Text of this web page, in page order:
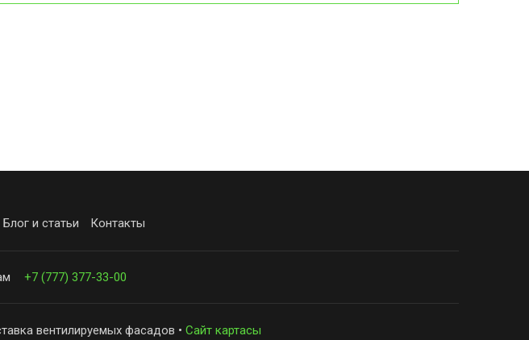
Блог и статьи Контакты
+7 (777) 377-33-00
вентилируемых фасадов • Сайт картасы